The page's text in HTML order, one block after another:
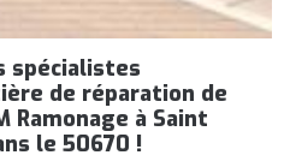
spécialistes
de réparation de
Ramonage à Saint
le 50670 !